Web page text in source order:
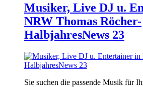
Musiker, Live DJ u.
NRW Thomas Röcher-
HalbjahresNews 23
Sie suchen die passende Musik für